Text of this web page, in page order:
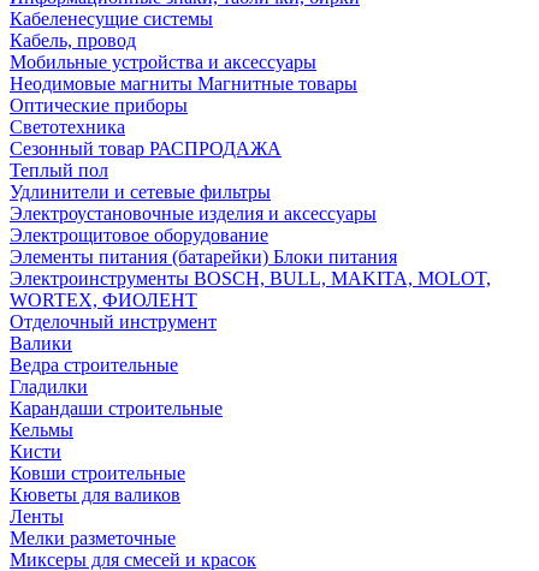
Кабеленесущие системы
Кабель, провод
Мобильные устройства и аксессуары
Неодимовые магниты Магнитные товары
Оптические приборы
Светотехника
Сезонный товар РАСПРОДАЖА
Теплый пол
Удлинители и сетевые фильтры
Электроустановочные изделия и аксессуары
Электрощитовое оборудование
Элементы питания (батарейки) Блоки питания
Электроинструменты BOSCH, BULL, MAKITA, MOLOT,
WORTEX, ФИОЛЕНТ
Отделочный инструмент
Валики
Ведра строительные
Гладилки
Карандаши строительные
Кельмы
Кисти
Ковши строительные
Кюветы для валиков
Ленты
Мелки разметочные
Миксеры для смесей и красок